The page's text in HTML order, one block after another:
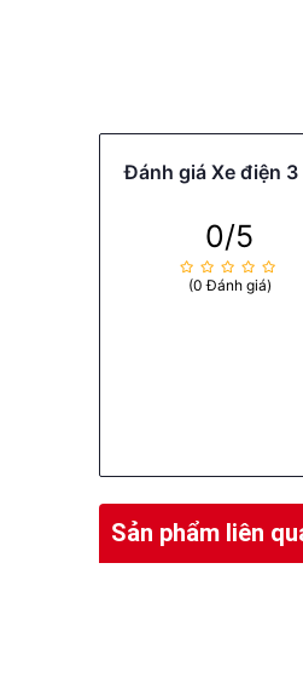
Đánh giá Xe điện
0/5
(0 Đánh giá)
Sản phẩm liên